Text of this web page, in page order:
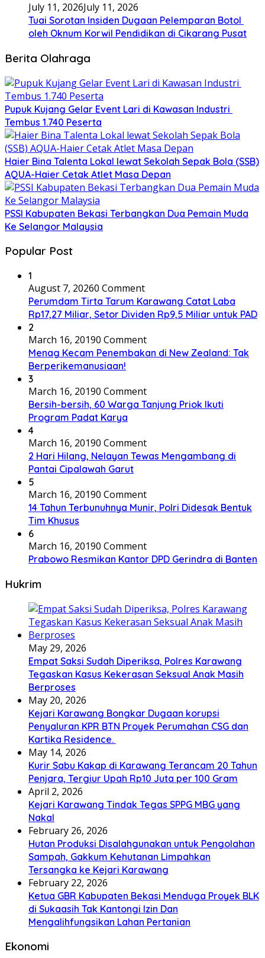
July 11, 2026July 11, 2026
Tuai Sorotan Insiden Dugaan Pelemparan Botol
oleh Oknum Korwil Pendidikan di Cikarang Pusat
Berita Olahraga
Pupuk Kujang Gelar Event Lari di Kawasan Industri
Tembus 1.740 Peserta
Haier Bina Talenta Lokal lewat Sekolah Sepak Bola (SSB)
AQUA-Haier Cetak Atlet Masa Depan
PSSI Kabupaten Bekasi Terbangkan Dua Pemain Muda
Ke Selangor Malaysia
Popular Post
1
August 7, 20260 Comment
Perumdam Tirta Tarum Karawang Catat Laba
Rp17,27 Miliar, Setor Dividen Rp9,5 Miliar untuk PAD
2
March 16, 20190 Comment
Menag Kecam Penembakan di New Zealand: Tak
Berperikemanusiaan!
3
March 16, 20190 Comment
Bersih-bersih, 60 Warga Tanjung Priok Ikuti
Program Padat Karya
4
March 16, 20190 Comment
2 Hari Hilang, Nelayan Tewas Mengambang di
Pantai Cipalawah Garut
5
March 16, 20190 Comment
14 Tahun Terbunuhnya Munir, Polri Didesak Bentuk
Tim Khusus
6
March 16, 20190 Comment
Prabowo Resmikan Kantor DPD Gerindra di Banten
Hukrim
May 29, 2026
Empat Saksi Sudah Diperiksa, Polres Karawang
Tegaskan Kasus Kekerasan Seksual Anak Masih
Berproses
May 20, 2026
Kejari Karawang Bongkar Dugaan korupsi
Penyaluran KPR BTN Proyek Perumahan CSG dan
Kartika Residence.
May 14, 2026
Kurir Sabu Kakap di Karawang Terancam 20 Tahun
Penjara, Tergiur Upah Rp10 Juta per 100 Gram
April 2, 2026
Kejari Karawang Tindak Tegas SPPG MBG yang
Nakal
February 26, 2026
Hutan Produksi Disalahgunakan untuk Pengolahan
Sampah, Gakkum Kehutanan Limpahkan
Tersangka ke Kejari Karawang
February 22, 2026
Ketua GBR Kabupaten Bekasi Menduga Proyek BLK
di Sukaasih Tak Kantongi Izin Dan
Mengalihfungsikan Lahan Pertanian
Ekonomi